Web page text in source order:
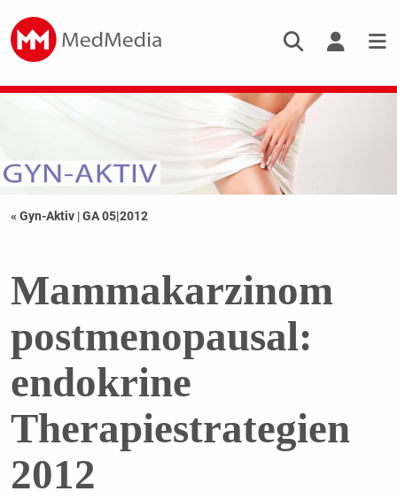
« Gyn-Aktiv |GA 05|2012
Mammakarzinom
postmenopausal:
endokrine
Therapiestrategien
2012